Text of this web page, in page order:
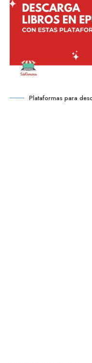
Plataformas para